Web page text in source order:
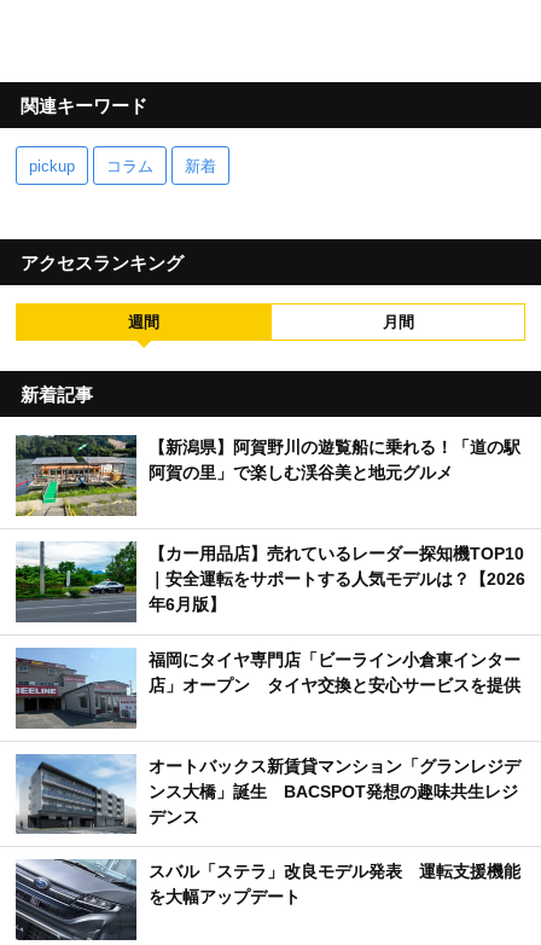
関連キーワード
pickup コラム 新着
アクセスランキング
週間 月間
新着記事
【新潟県】阿賀野川の遊覧船に乗れる！「道の駅
阿賀の里」で楽しむ渓谷美と地元グルメ
【カー用品店】売れているレーダー探知機TOP10
｜安全運転をサポートする人気モデルは？【2026
年6月版】
福岡にタイヤ専門店「ビーライン小倉東インター
店」オープン タイヤ交換と安心サービスを提供
オートバックス新賃貸マンション「グランレジデ
ンス大橋」誕生 BACSPOT発想の趣味共生レジ
デンス
スバル「ステラ」改良モデル発表 運転支援機能
を大幅アップデート